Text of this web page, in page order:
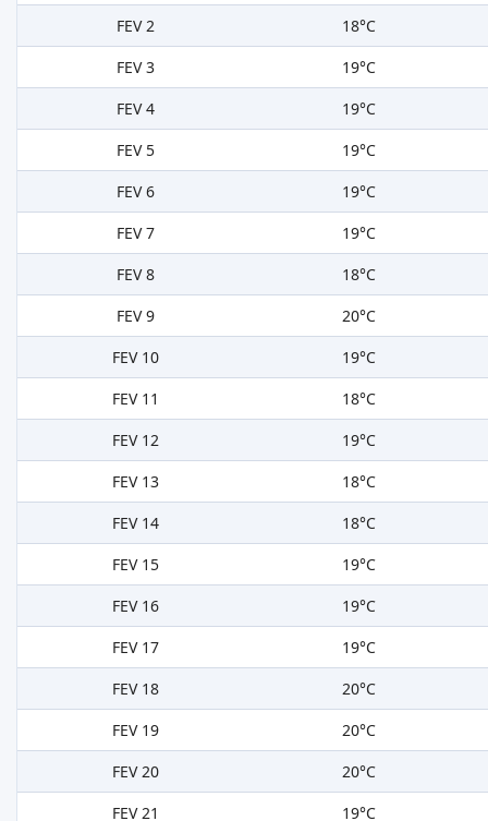
FEV 2
18°C
FEV 3
19°C
FEV 4
19°C
FEV 5
19°C
FEV 6
19°C
FEV 7
19°C
FEV 8
18°C
FEV 9
20°C
FEV 10
19°C
FEV 11
18°C
FEV 12
19°C
FEV 13
18°C
FEV 14
18°C
FEV 15
19°C
FEV 16
19°C
FEV 17
19°C
FEV 18
20°C
FEV 19
20°C
FEV 20
20°C
FEV 21
19°C